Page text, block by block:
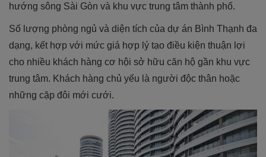
hướng sông Sài Gòn và khu vực trung tâm thành phố.
Số lượng phòng ngủ và diện tích của dự án Bình Thạnh đa
dạng, kết hợp với mức giá hợp lý tạo điều kiện thuận lợi
cho nhiều khách hàng cơ hội sở hữu căn hộ gần khu vực
trung tâm. Khách hàng chủ yếu là người độc thân hoặc
những cặp đôi mới cưới.